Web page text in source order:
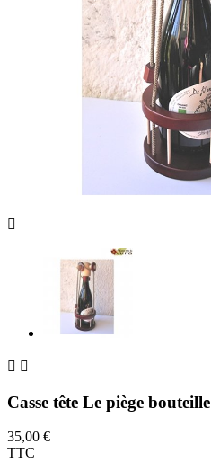

 
Casse tête Le piège bouteille
35,00 €
TTC